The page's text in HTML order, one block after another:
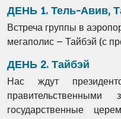
ДЕНЬ 1. Тель-Авив,
Встреча группы в
мегаполис – Тайбэй (с
ДЕНЬ 2. Тайбэй
Нас ждут
государственные